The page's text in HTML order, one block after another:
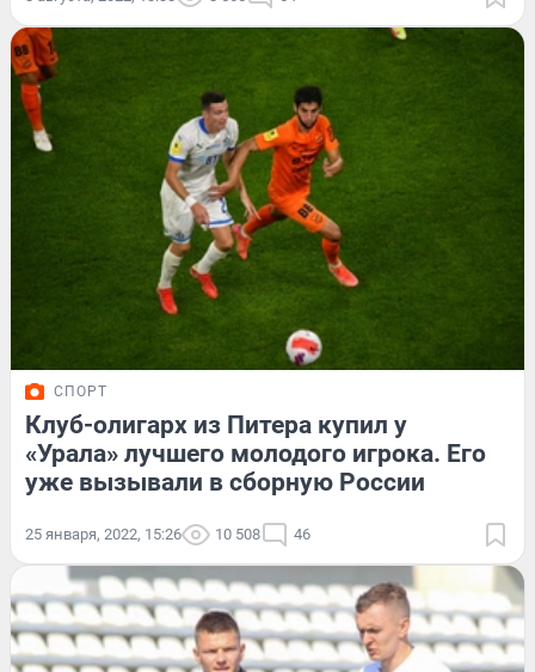
СПОРТ
Клуб-олигарх из Питера купил у
«Урала» лучшего молодого игрока. Его
уже вызывали в сборную России
25 января, 2022, 15:26 10 508 46